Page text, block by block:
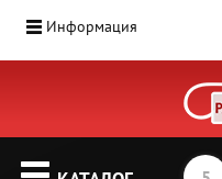
Информация